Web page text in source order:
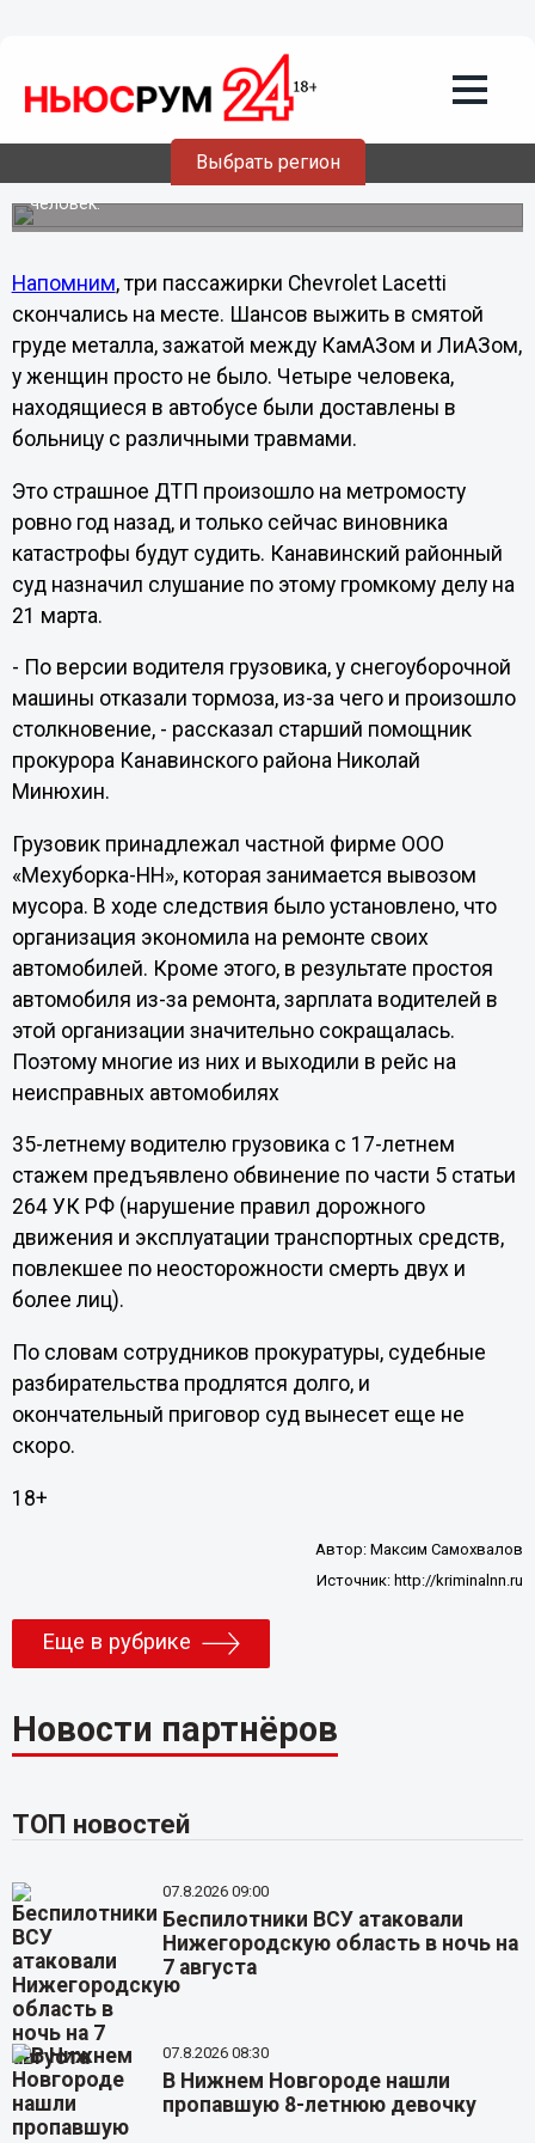
Выбрать регион
Виновного в страшной аварии на
метромосту судят спустя год
Водитель груженного снегом КамАЗа 16 марта прошлого
года во время вечернего час-пика не справился с
управлением и подмял под себя пять автомобилей,
врезавшись в автобус, в котором находилось около 80
человек.
Напомним, три пассажирки Chevrolet Lacetti
скончались на месте. Шансов выжить в смятой
груде металла, зажатой между КамАЗом и ЛиАЗом,
у женщин просто не было. Четыре человека,
находящиеся в автобусе были доставлены в
больницу с различными травмами.
Это страшное ДТП произошло на метромосту
ровно год назад, и только сейчас виновника
катастрофы будут судить. Канавинский районный
суд назначил слушание по этому громкому делу на
21 марта.
- По версии водителя грузовика, у снегоуборочной
машины отказали тормоза, из-за чего и произошло
столкновение, - рассказал старший помощник
прокурора Канавинского района Николай
Минюхин.
Грузовик принадлежал частной фирме ООО
«Мехуборка-НН», которая занимается вывозом
мусора. В ходе следствия было установлено, что
организация экономила на ремонте своих
автомобилей. Кроме этого, в результате простоя
автомобиля из-за ремонта, зарплата водителей в
этой организации значительно сокращалась.
Поэтому многие из них и выходили в рейс на
неисправных автомобилях
35-летнему водителю грузовика с 17-летнем
стажем предъявлено обвинение по части 5 статьи
264 УК РФ (нарушение правил дорожного
движения и эксплуатации транспортных средств,
повлекшее по неосторожности смерть двух и
более лиц).
По словам сотрудников прокуратуры, судебные
разбирательства продлятся долго, и
окончательный приговор суд вынесет еще не
скоро.
18+
Автор:Максим Самохвалов
Источник: http://kriminalnn.ru
Еще в рубрике
Новости партнёров
ТОП новостей
07.8.2026 09:00
Беспилотники ВСУ атаковали
Нижегородскую область в ночь на
7 августа
07.8.2026 08:30
В Нижнем Новгороде нашли
пропавшую 8-летнюю девочку